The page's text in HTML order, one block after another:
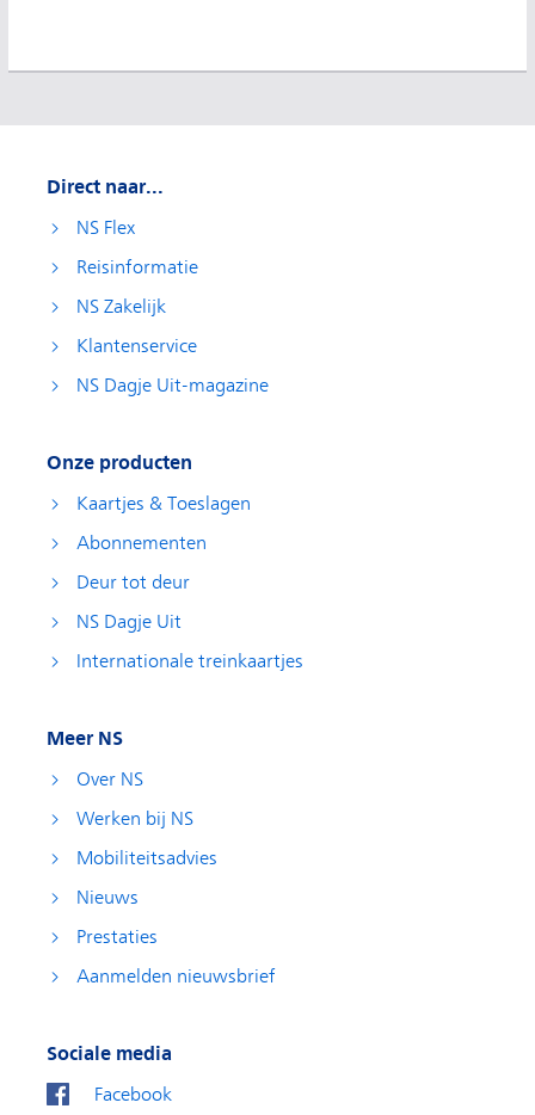
Direct naar...
NS Flex
Reisinformatie
NS Zakelijk
Klantenservice
NS Dagje Uit-magazine
Onze producten
Kaartjes & Toeslagen
Abonnementen
Deur tot deur
NS Dagje Uit
Internationale treinkaartjes
Meer NS
Over NS
Werken bij NS
Mobiliteitsadvies
Nieuws
Prestaties
Aanmelden nieuwsbrief
Sociale media
Facebook